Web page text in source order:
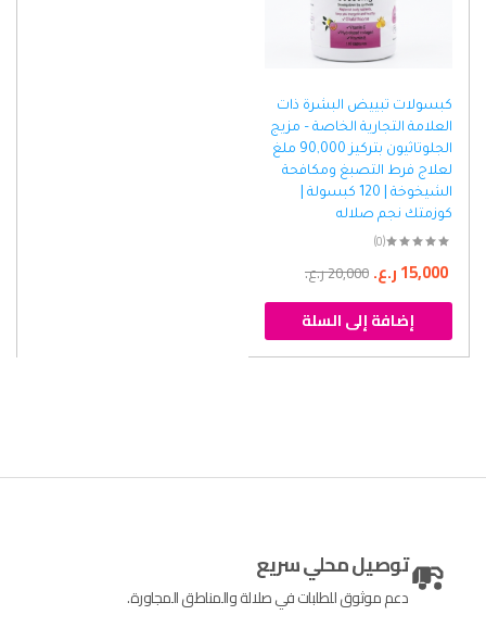
كبسولات تبييض البشرة ذات
العلامة التجارية الخاصة – مزيج
الجلوتاثيون بتركيز 90,000 ملغ
لعلاج فرط التصبغ ومكافحة
الشيخوخة | 120 كبسولة |
كوزمتك نجم صلاله
(0)
20,000ر.ع. 15,000ر.ع.
إضافة إلى السلة
توصيل محلي سريع
دعم موثوق للطلبات في صلالة والمناطق المجاورة.